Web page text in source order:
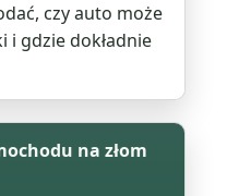
czy auto może
i gdzie dokładnie
na złom